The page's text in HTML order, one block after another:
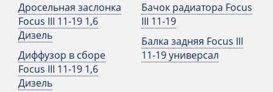
Дросельная заслонка
Focus III 11-19 1,6
Дизель
Диффузор в сборе
Focus III 11-19 1,6
Дизель
Бачок радиатора Focus
III 11-19
Балка задняя Focus III
11-19 универсал